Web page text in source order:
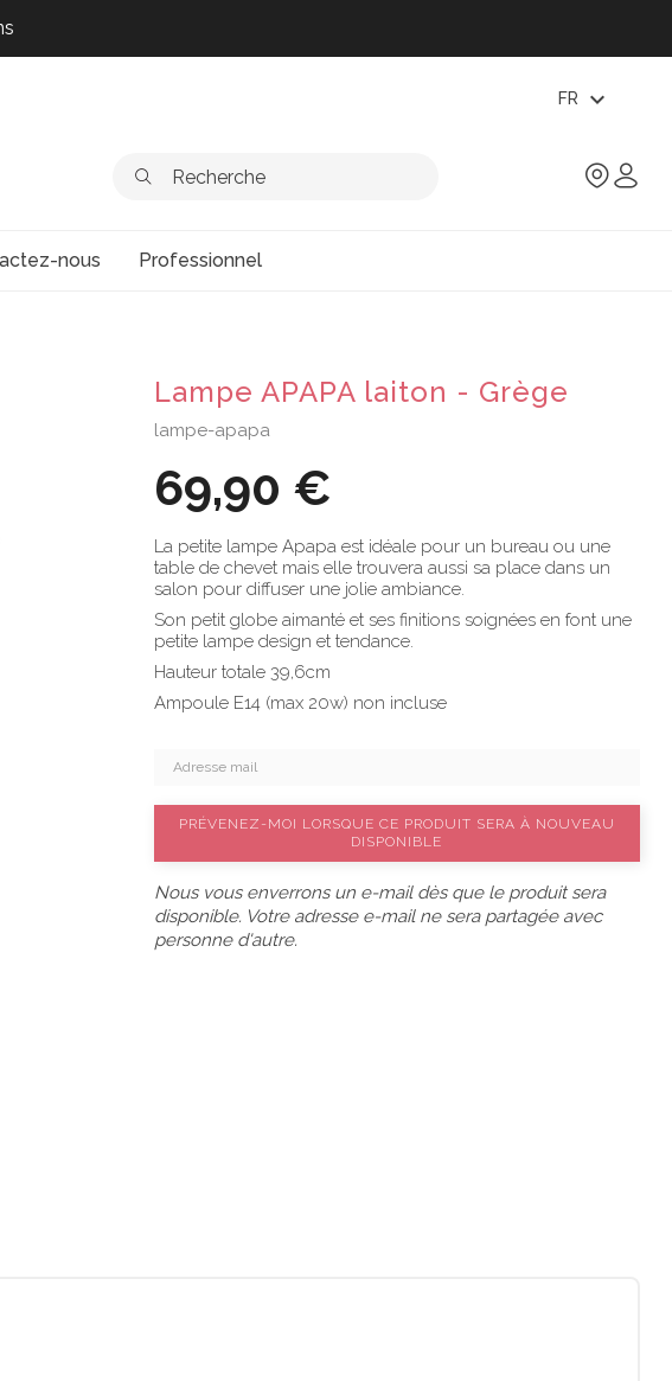
FR expand_more
nous Professionnel
Lampe APAPA laiton - Grège
lampe-apapa
69,90 €
La petite lampe Apapa est idéale pour un bureau ou une
table de chevet mais elle trouvera aussi sa place dans un
salon pour diffuser une jolie ambiance.
Son petit globe aimanté et ses finitions soignées en font une
petite lampe design et tendance.
Hauteur totale 39,6cm
Ampoule E14 (max 20w) non incluse
PRÉVENEZ-MOI LORSQUE CE PRODUIT SERA À NOUVEAU
DISPONIBLE
Nous vous enverrons un e-mail dès que le produit sera
disponible. Votre adresse e-mail ne sera partagée avec
personne d'autre.